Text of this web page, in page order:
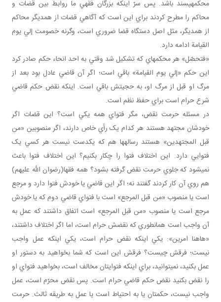
محکمه پسند باشد. پس سرّ اينکه بزرگان فقهي ما روابط بين قضات و
محاکم را مطرح کردند براي اين است که آگاهي قضات از همديگر محاکم
از همديگر، مثل اصل دستگاه قضا ضروري است، وگرنه خصومت إلي يوم
القيامة ادامه دارد.
«فتحصّل» هر محکمه اي که تشکيل شد وقتي به احد انحاء حکم صادر کرد
اين حکم «إلي يوم القيامة» باقي است؛ اگر آن قاضي عادل بود بعد از
مرگ او قبل از مرگ او، به حجيتش باقي است. اينکه نقض حکم قاضي
شرع حرام است براي حفظ نظم است.
در مسئله حرمت نقض، مگر فتواي همه يکي است؟ اين قضات اگر
خودشان مجتهد هستند هر کدام يک رأي خاص دارند، اگر منصوبين «من
قبل المجتهدين» هستند رساله­ها هم که يکدست نيست هر کسي يک
فتوايي دارد. اين اختلاف فتوا را چکار بکنيم؟ اين اختلاف فتوا باعث
نمي شود که جلوي حرمت نقض گرفته بشود؟ همه فقها(رضوان الله عليهم)
هم روي آن کار کردند گفتند نه؛ اگر اين قاضي يا خودش فتوا دارد و مرجع
است يا منصوب «من قبل المرجع» است با فتواي قاضي دوم که يا خودش
مرجع است يا منصوب «من قبل المرجع» است اتفاق داشتند که عمل به
آن واجب است هما نطوري که نقضش حرام است، اما اگر اختلاف داشتند،
«هاهنا امرين»: يکي اينکه نقض حرام است، يکي اينکه عمل واجب
نيست؛ فرقش چيست؟ فرقش اين است که شما بخواهيد به دستور او
عمل بکنيد، نمي توانيد، براي اينکه فتوايتان مخالف است، بخواهيد فتواي او
را نقض بکنيد نقض حکم قاضي حرام است. پس نقض محرّم است، عمل
واجب نيست، حکمتان يا به احتياط است يا عمل به طريقه ثالث. حرمت